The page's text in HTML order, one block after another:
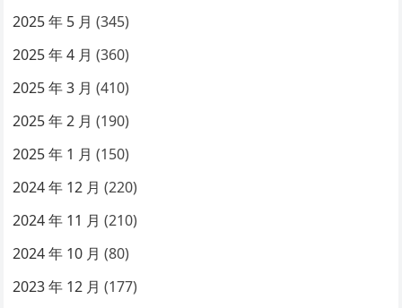
2025 年 5 月 (345)
2025 年 4 月 (360)
2025 年 3 月 (410)
2025 年 2 月 (190)
2025 年 1 月 (150)
2024 年 12 月 (220)
2024 年 11 月 (210)
2024 年 10 月 (80)
2023 年 12 月 (177)